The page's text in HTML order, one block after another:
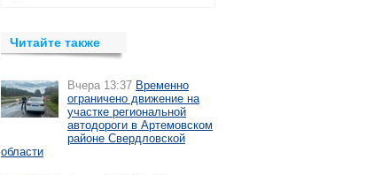
Читайте также
Вчера 13:37 Временно
ограничено движение на
участке региональной
автодороги в Артемовском
районе Свердловской
области